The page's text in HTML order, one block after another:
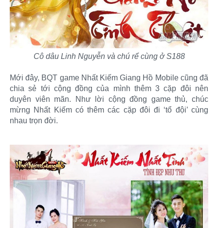
Cô dâu Linh Nguyễn và chú rể cùng ở S188
Mới đây, BQT game Nhất Kiếm Giang Hồ Mobile cũng đã
chia sẻ tới cộng đồng của mình thêm 3 cặp đôi nên
duyên viên mãn. Như lời cộng đồng game thủ, chúc
mừng Nhất Kiếm có thêm các cặp đôi đi ‘tổ đội’ cùng
nhau trọn đời.